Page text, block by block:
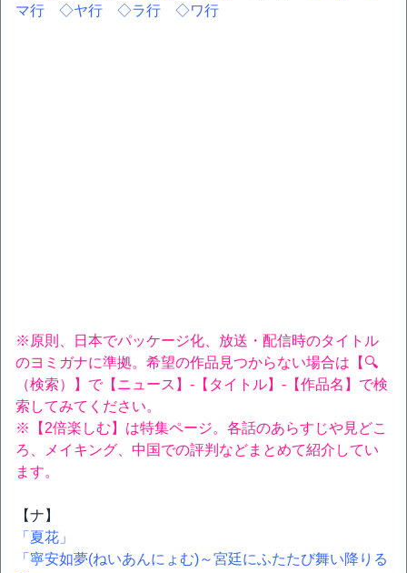
マ行
◇ヤ行 ◇ラ行 ◇ワ行
※原則、日本でパッケージ化、放送・配信時のタイトル
のヨミガナに準拠。希望の作品見つからない場合は【🔍
（検索）】で【ニュース】-【タイトル】-【作品名】で検
索してみてください。
※【2倍楽しむ】は特集ページ。各話のあらすじや見どこ
ろ、メイキング、中国での評判などまとめて紹介してい
ます。
【ナ】
「夏花」
「寧安如夢(ねいあんにょむ)～宮廷にふたたび舞い降りる